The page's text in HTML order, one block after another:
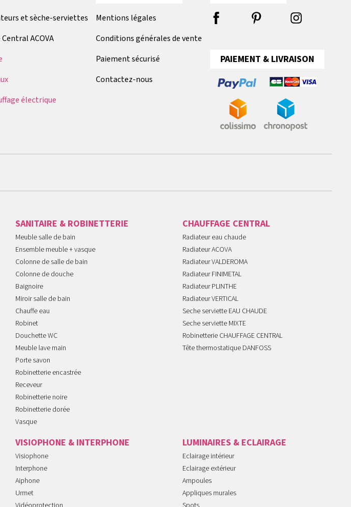
et sèche-serviettes
ACOVA
électrique
Mentions légales
Conditions générales de vente
Paiement sécurisé
Contactez-nous
PAIEMENT & LIVRAISON
SANITAIRE & ROBINETTERIE
Meuble salle de bain
Ensemble meuble + vasque
Colonne de salle de bain
Colonne de douche
Baignoire
Miroir salle de bain
Chauffe eau
Robinet
Douchette WC
Meuble lave main
Porte savon
Robinetterie encastrée
Receveur
Robinetterie noire
Robinetterie dorée
Vasque
CHAUFFAGE CENTRAL
Radiateur eau chaude
Radiateur ACOVA
Radiateur VALDEROMA
Radiateur FINIMETAL
Radiateur PLINTHE
Radiateur VERTICAL
Seche serviette EAU CHAUDE
Seche serviette MIXTE
Robinetterie CHAUFFAGE CENTRAL
Tête thermostatique DANFOSS
VISIOPHONE & INTERPHONE
Visiophone
Interphone
Aiphone
Urmet
LUMINAIRES & ECLAIRAGE
Eclairage intérieur
Eclairage extérieur
Ampoules
Appliques murales